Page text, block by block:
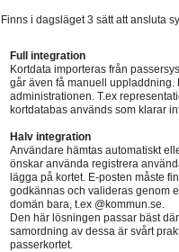
Finns i dagsläget 3 sätt att ansluta
Full integration
Kortdata importeras från
går även få manuell
administrationen. T.ex
kortdatabas används som klarar
Halv integration
Användare hämtas automatiskt
önskar använda registrera
lägga på kortet. E-posten måste
godkännas och valideras genom
domän bara, t.ex @kommun.se.
Den här lösningen passar bäst
samordning av dessa är svårt
passerkortet.